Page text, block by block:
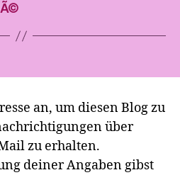
an, um diesen Blog zu
über
zu erhalten.
deiner Angaben gibst